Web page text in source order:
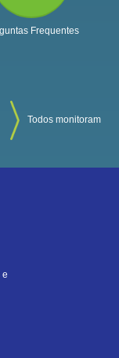
Frequentes
Todos monitoram
e